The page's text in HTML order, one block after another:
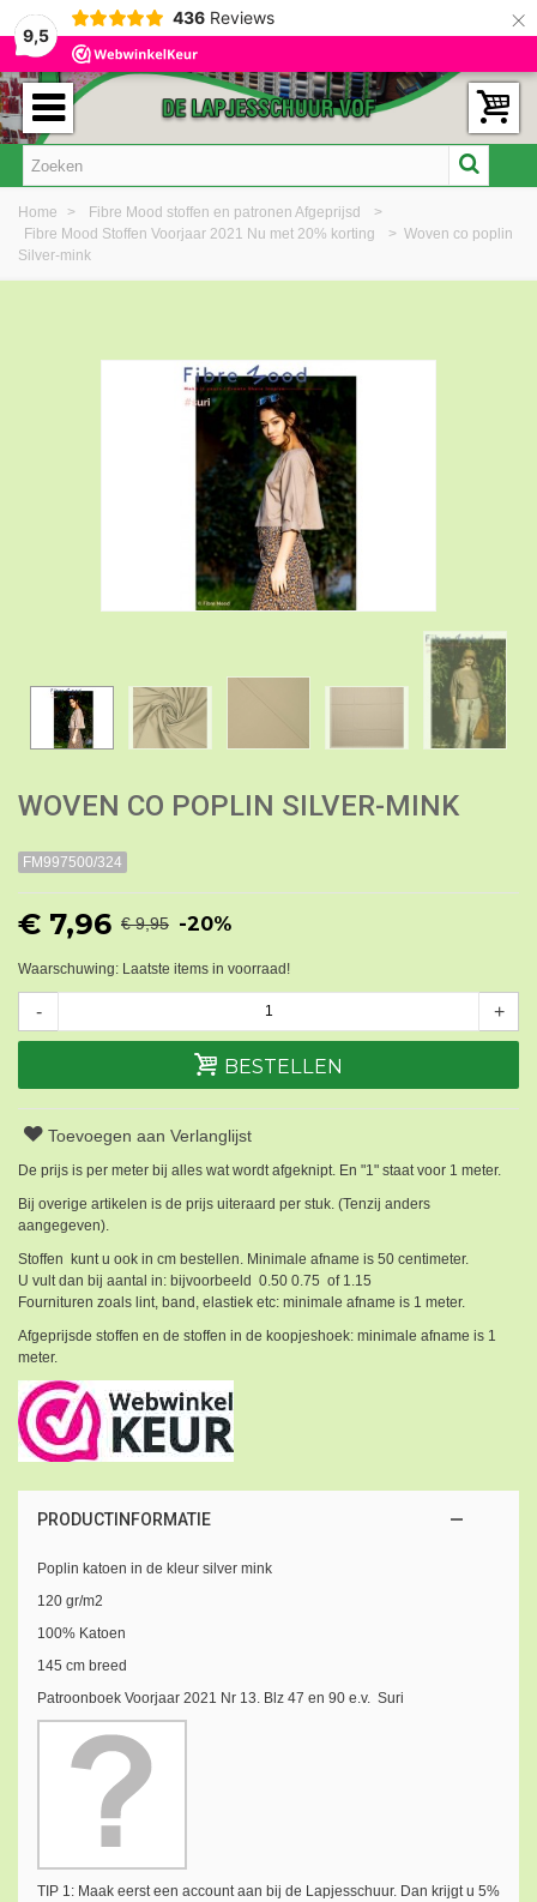
9,5
436 Reviews ×
Home > Fibre Mood stoffen en patronen Afgeprijsd
>
Fibre Mood Stoffen Voorjaar 2021 Nu met 20% korting
> Woven co poplin
Silver-mink
WOVEN CO POPLIN SILVER-MINK
FM997500/324
€ 7,96 € 9,95 -20%
Waarschuwing: Laatste items in voorraad!
- +
BESTELLEN
Toevoegen aan Verlanglijst
De prijs is per meter bij alles wat wordt afgeknipt. En "1" staat voor 1 meter.
Bij overige artikelen is de prijs uiteraard per stuk. (Tenzij anders
aangegeven).
Stoffen kunt u ook in cm bestellen. Minimale afname is 50 centimeter.
U vult dan bij aantal in: bijvoorbeeld 0.50 0.75 of 1.15
Fournituren zoals lint, band, elastiek etc: minimale afname is 1 meter.
Afgeprijsde stoffen en de stoffen in de koopjeshoek: minimale afname is 1
meter.
PRODUCTINFORMATIE
Poplin katoen in de kleur silver mink
120 gr/m2
100% Katoen
145 cm breed
Patroonboek Voorjaar 2021 Nr 13. Blz 47 en 90 e.v. Suri
TIP 1: Maak eerst een account aan bij de Lapjesschuur. Dan krijgt u 5%